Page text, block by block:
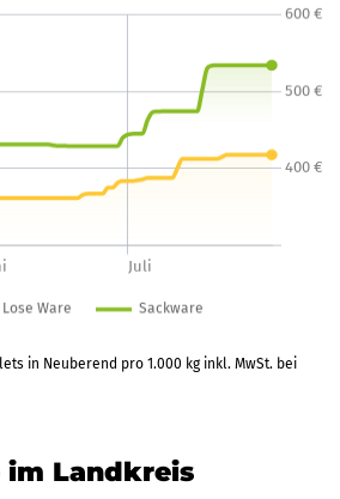
in Neuberend pro 1.000 kg inkl. MwSt. bei
im Landkreis